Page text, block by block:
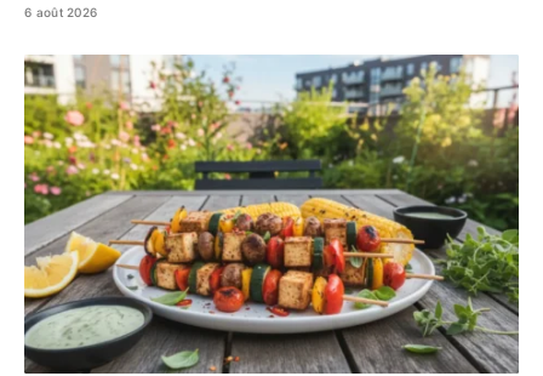
6 août 2026